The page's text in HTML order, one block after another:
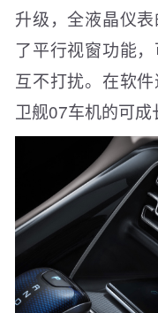
升级，全液晶仪
了平行视窗功能
互不打扰。在软
卫舰07车机的可成